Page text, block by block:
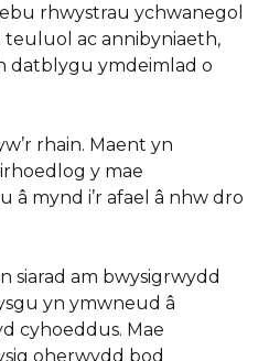
rhwystrau ychwanegol
ac annibyniaeth,
datblygu ymdeimlad o
rhain. Maent yn
y mae
â mynd i’r afael â nhw dro
siarad am bwysigrwydd
yn ymwneud â
cyhoeddus. Mae
oherwydd bod